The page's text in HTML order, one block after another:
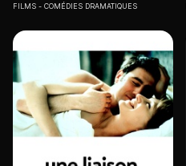
FILMS COMÉDIES DRAMATIQUES